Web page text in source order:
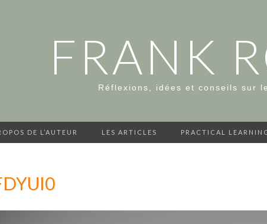
FRANK
Réflexions, idées et conseils sur
DE L’AUTEUR LES ARTICLES PRACTICAL